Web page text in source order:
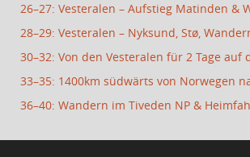
26–27: Vesteralen – Aufstieg Matinden &
28–29: Vesteralen – Nyksund, Stø,
30–32: Von den Vesteralen für 2 Tage auf
33–35: 1400km südwärts von Norwegen
36–40: Wandern im Tiveden NP &